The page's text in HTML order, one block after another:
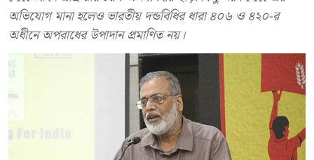
অভিযোগ মানা হলেও ভারতীয় দন্ডবিধির ধারা ৪০৬ ও ৪২০-র
অধীনে অপরাধের উপাদান প্রমাণিত নয়।